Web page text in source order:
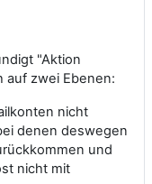
"Aktion
auf zwei Ebenen:
nicht
denen deswegen
und
nicht mit